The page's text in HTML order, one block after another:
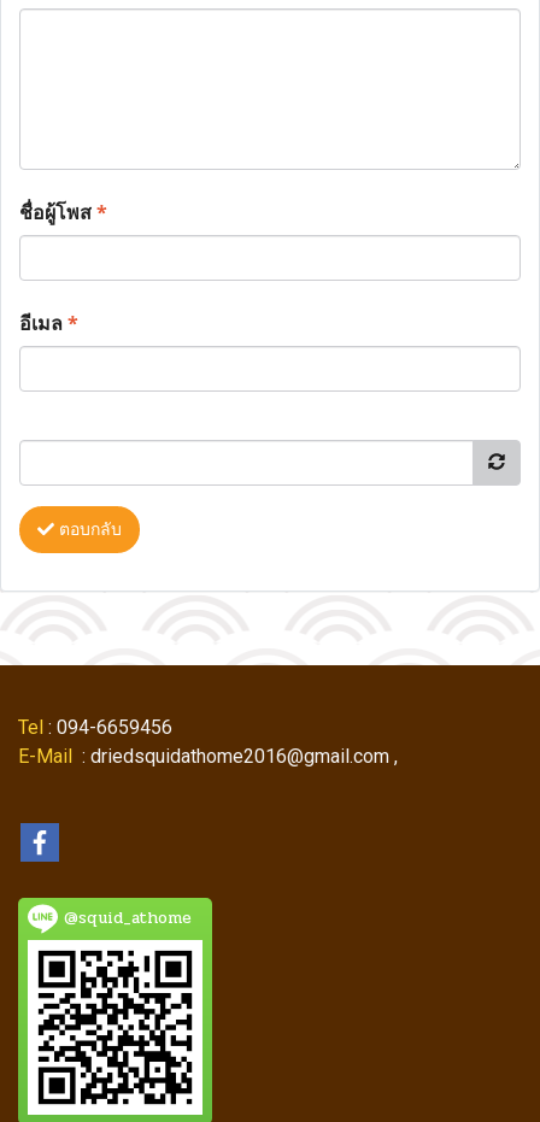
ชื่อผู้โพส*
อีเมล*
ตอบกลับ
Tel : 094-6659456
E-Mail : driedsquidathome2016@gmail.com ,
@squid_athome